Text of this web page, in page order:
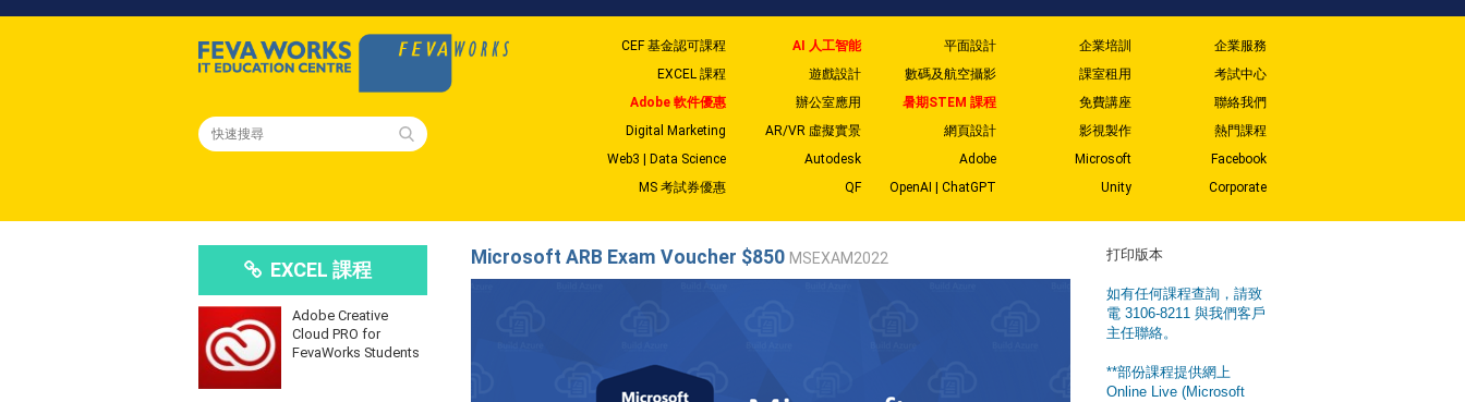
CEF 基金認可課程 AI 人工智能 平面設計 企業培訓
企業服務
EXCEL 課程
遊戲設計 數碼及航空攝影 課室租用
考試中心
Adobe 軟件優惠
辦公室應用 暑期STEM 課程 免費講座
聯絡我們
Digital Marketing
AR/VR 虛擬實景 網頁設計 影視製作
熱門課程
Web3 | Data Science
Autodesk Adobe Microsoft
Facebook
MS 考試券優惠
QF OpenAI | ChatGPT Unity Corporate
EXCEL 課程
Adobe Creative
Cloud PRO for
FevaWorks Students
Microsoft ARB Exam Voucher $850 MSEXAM2022 打印版本
如有任何課程查詢，請致
電 3106-8211 與我們客戶
主任聯絡。
**部份課程提供網上
Online Live (Microsoft